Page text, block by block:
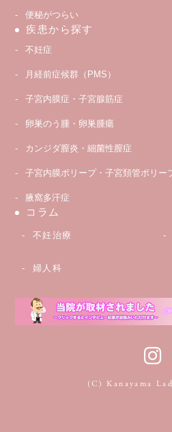
便秘がつらい
疾患から探す
不妊症
月経前症候群（PMS）
子宮内膜症・子宮腺筋症
卵巣のう腫・卵巣腫瘍
カンジダ膣炎・細菌性膣症
子宮内膜ポリープ・子宮頚管ポリー
腋窩多汗症
コラム
不妊治療
婦人科
(C) Kanayama